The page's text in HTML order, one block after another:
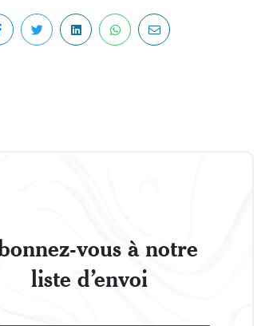
vous à notre
liste d’envoi